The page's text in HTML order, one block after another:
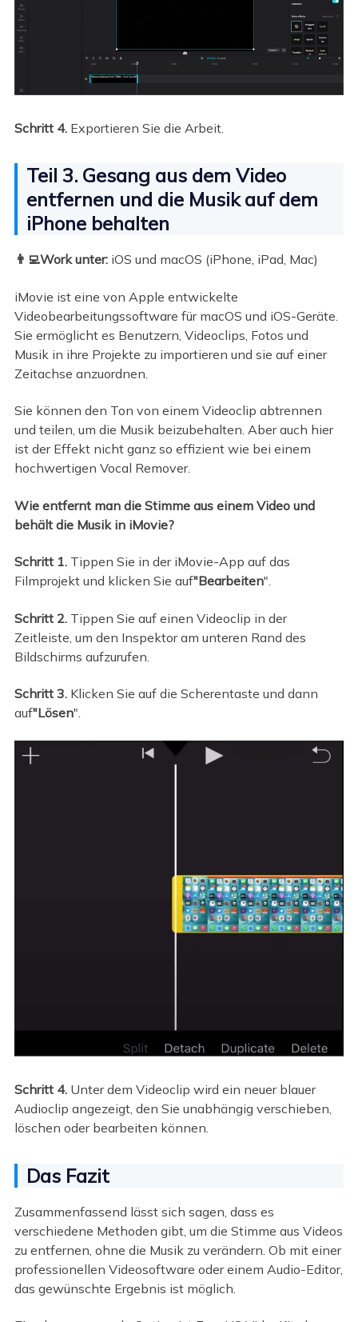
Schritt 4. Exportieren Sie die Arbeit.
Teil 3. Gesang aus dem Video
entfernen und die Musik auf dem
iPhone behalten
👨‍💻Work unter:iOS und macOS (iPhone, iPad, Mac)
iMovie ist eine von Apple entwickelte
Videobearbeitungssoftware für macOS und iOS-Geräte.
Sie ermöglicht es Benutzern, Videoclips, Fotos und
Musik in ihre Projekte zu importieren und sie auf einer
Zeitachse anzuordnen.
Sie können den Ton von einem Videoclip abtrennen
und teilen, um die Musik beizubehalten. Aber auch hier
ist der Effekt nicht ganz so effizient wie bei einem
hochwertigen Vocal Remover.
Wie entfernt man die Stimme aus einem Video und
behält die Musik in iMovie?
Schritt 1. Tippen Sie in der iMovie-App auf das
Filmprojekt und klicken Sie auf"Bearbeiten".
Schritt 2. Tippen Sie auf einen Videoclip in der
Zeitleiste, um den Inspektor am unteren Rand des
Bildschirms aufzurufen.
Schritt 3.Klicken Sie auf die Scherentaste und dann
auf"Lösen".
Schritt 4.Unter dem Videoclip wird ein neuer blauer
Audioclip angezeigt, den Sie unabhängig verschieben,
löschen oder bearbeiten können.
Das Fazit
Zusammenfassend lässt sich sagen, dass es
verschiedene Methoden gibt, um die Stimme aus Videos
zu entfernen, ohne die Musik zu verändern. Ob mit einer
professionellen Videosoftware oder einem Audio-Editor,
das gewünschte Ergebnis ist möglich.